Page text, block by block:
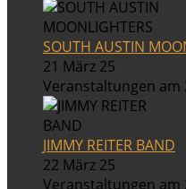
SOUTH AUSTIN
21 März 25
Veranstaltungen am
JIMMY REITER BAND
22 März 25
Veranstaltungen am